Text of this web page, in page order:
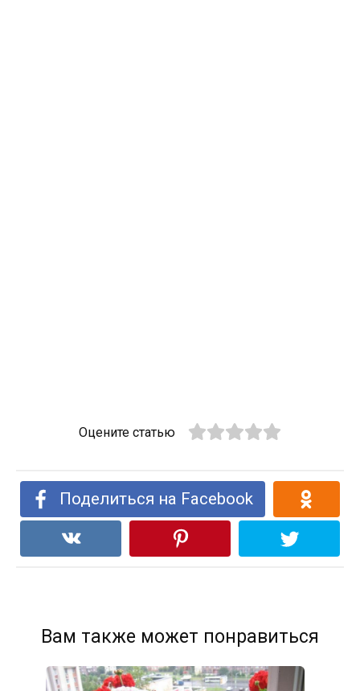
Оцените статью
Поделиться на Facebook
Вам также может понравиться